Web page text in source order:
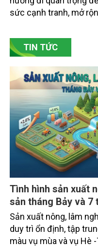
sức cạnh tranh, mở
Bắc Ninh, nhiều nghệ
chủ động đổi mới tư
TIN TỨC
Tình hình sản xuất
sản tháng Bảy và 7
Sản xuất nông, lâm
duy trì ổn định, tập
màu vụ mùa và vụ Hè